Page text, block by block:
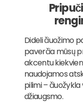
Dideli čiuožimo
paverčia mūsų
akcentu
naudojamos
pilimi –
džiaugsmo.